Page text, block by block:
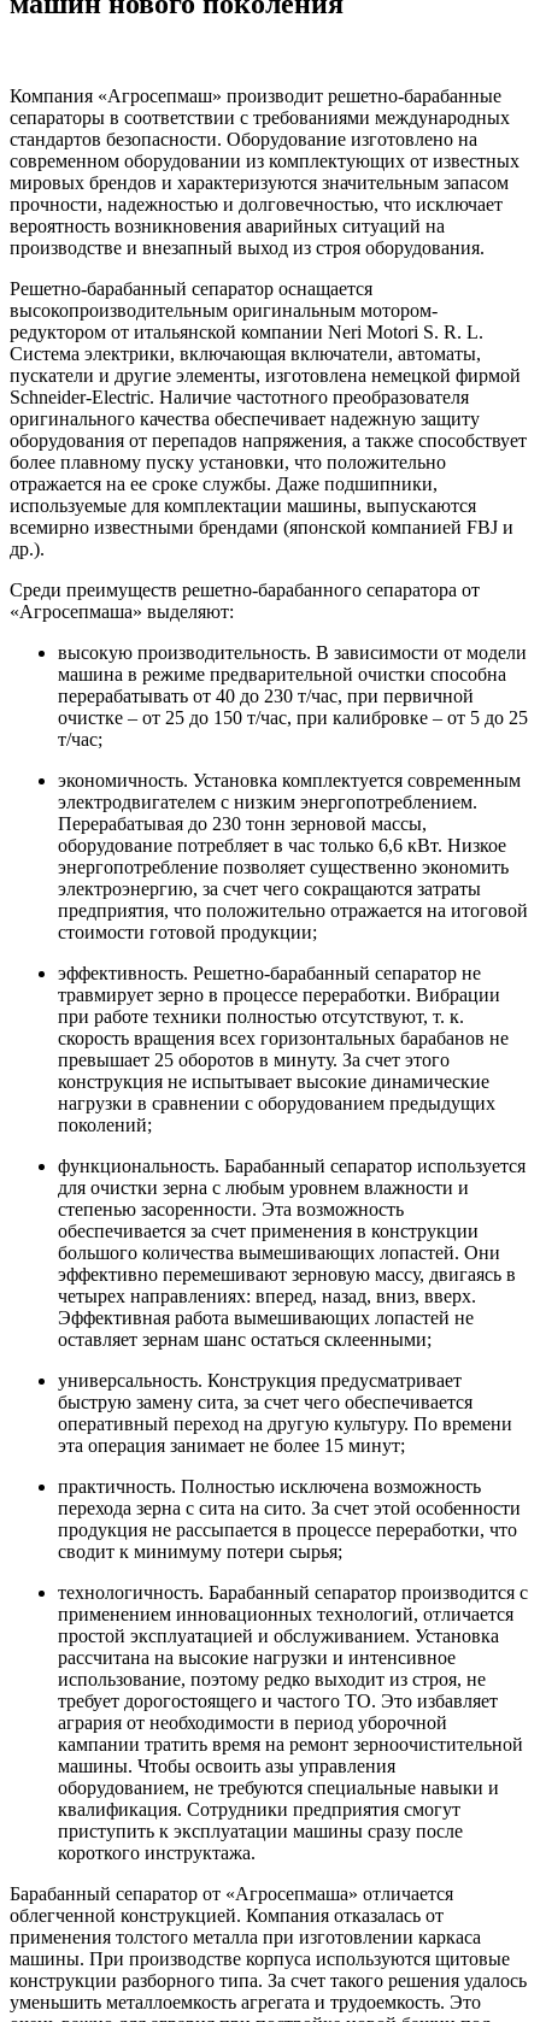
Компания «Агросепмаш» производит решетно-барабанные
сепараторы в соответствии с требованиями международных
стандартов безопасности. Оборудование изготовлено на
современном оборудовании из комплектующих от известных
мировых брендов и характеризуются значительным запасом
прочности, надежностью и долговечностью, что исключает
вероятность возникновения аварийных ситуаций на
производстве и внезапный выход из строя оборудования.
Решетно-барабанный сепаратор оснащается
высокопроизводительным оригинальным мотором-
редуктором от итальянской компании Neri Motori S. R. L.
Система электрики, включающая включатели, автоматы,
пускатели и другие элементы, изготовлена немецкой фирмой
Schneider-Electric. Наличие частотного преобразователя
оригинального качества обеспечивает надежную защиту
оборудования от перепадов напряжения, а также способствует
более плавному пуску установки, что положительно
отражается на ее сроке службы. Даже подшипники,
используемые для комплектации машины, выпускаются
всемирно известными брендами (японской компанией FBJ и
др.).
Среди преимуществ решетно-барабанного сепаратора от
«Агросепмаша» выделяют:
высокую производительность. В зависимости от модели
машина в режиме предварительной очистки способна
перерабатывать от 40 до 230 т/час, при первичной
очистке – от 25 до 150 т/час, при калибровке – от 5 до 25
т/час;
экономичность. Установка комплектуется современным
электродвигателем с низким энергопотреблением.
Перерабатывая до 230 тонн зерновой массы,
оборудование потребляет в час только 6,6 кВт. Низкое
энергопотребление позволяет существенно экономить
электроэнергию, за счет чего сокращаются затраты
предприятия, что положительно отражается на итоговой
стоимости готовой продукции;
эффективность. Решетно-барабанный сепаратор не
травмирует зерно в процессе переработки. Вибрации
при работе техники полностью отсутствуют, т. к.
скорость вращения всех горизонтальных барабанов не
превышает 25 оборотов в минуту. За счет этого
конструкция не испытывает высокие динамические
нагрузки в сравнении с оборудованием предыдущих
поколений;
функциональность. Барабанный сепаратор используется
для очистки зерна с любым уровнем влажности и
степенью засоренности. Эта возможность
обеспечивается за счет применения в конструкции
большого количества вымешивающих лопастей. Они
эффективно перемешивают зерновую массу, двигаясь в
четырех направлениях: вперед, назад, вниз, вверх.
Эффективная работа вымешивающих лопастей не
оставляет зернам шанс остаться склеенными;
универсальность. Конструкция предусматривает
быструю замену сита, за счет чего обеспечивается
оперативный переход на другую культуру. По времени
эта операция занимает не более 15 минут;
практичность. Полностью исключена возможность
перехода зерна с сита на сито. За счет этой особенности
продукция не рассыпается в процессе переработки, что
сводит к минимуму потери сырья;
технологичность. Барабанный сепаратор производится с
применением инновационных технологий, отличается
простой эксплуатацией и обслуживанием. Установка
рассчитана на высокие нагрузки и интенсивное
использование, поэтому редко выходит из строя, не
требует дорогостоящего и частого ТО. Это избавляет
агрария от необходимости в период уборочной
кампании тратить время на ремонт зерноочистительной
машины. Чтобы освоить азы управления
оборудованием, не требуются специальные навыки и
квалификация. Сотрудники предприятия смогут
приступить к эксплуатации машины сразу после
короткого инструктажа.
Барабанный сепаратор от «Агросепмаша» отличается
облегченной конструкцией. Компания отказалась от
применения толстого металла при изготовлении каркаса
машины. При производстве корпуса используются щитовые
конструкции разборного типа. За счет такого решения удалось
уменьшить металлоемкость агрегата и трудоемкость. Это